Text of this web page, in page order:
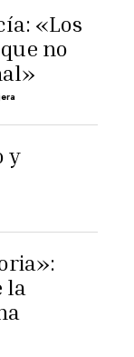
«Los
no
y
la